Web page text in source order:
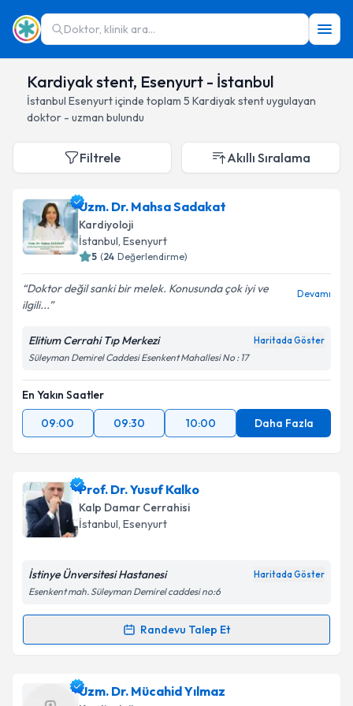
Doktor, klinik ara...
Kardiyak stent, Esenyurt - İstanbul
İstanbul Esenyurtiçinde toplam 5 Kardiyak stentuygulayan
doktor - uzman bulundu
Filtrele Akıllı Sıralama
Uzm. Dr. Mahsa Sadakat
Kardiyoloji
İstanbul, Esenyurt
5 (24 Değerlendirme)
Doktor değil sanki bir melek. Konusunda çok iyi ve
ilgili...
Devamı
Elitium Cerrahi Tıp Merkezi Haritada Göster
Süleyman Demirel Caddesi Esenkent Mahallesi No : 17
En Yakın Saatler
09:00
09:30 10:00 Daha Fazla
Prof. Dr. Yusuf Kalko
Kalp Damar Cerrahisi
İstanbul, Esenyurt
İstinye Ünversitesi Hastanesi Haritada Göster
Esenkent mah. Süleyman Demirel caddesi no:6
Randevu Talep Et
Randevu Takvimi Talebi
Prof. Dr. Yusuf Kalkoiçin randevu takvimi talebi
Uzm. Dr. Mücahid Yılmaz